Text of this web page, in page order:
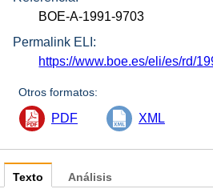
BOE-A-1991-9703
Permalink ELI:
https://www.boe.es/eli/es/rd/
Otros formatos:
PDF XML
Texto Análisis